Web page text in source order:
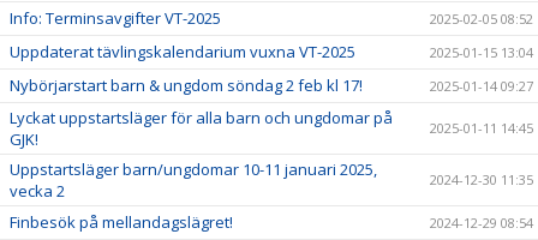
Info: Terminsavgifter VT-2025 2025-02-05 08:52
Uppdaterat tävlingskalendarium vuxna VT-2025 2025-01-15 13:04
Nybörjarstart barn & ungdom söndag 2 feb kl 17! 2025-01-14 09:27
Lyckat uppstartsläger för alla barn och ungdomar på
GJK!
2025-01-11 14:45
Uppstartsläger barn/ungdomar 10-11 januari 2025,
vecka 2
2024-12-30 11:35
Finbesök på mellandagslägret! 2024-12-29 08:54